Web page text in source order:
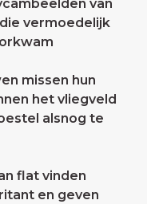
van
vermoedelijk
missen hun
het vliegveld
alsnog te
flat vinden
en geven